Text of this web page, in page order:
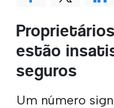
estão
seguros
Um número